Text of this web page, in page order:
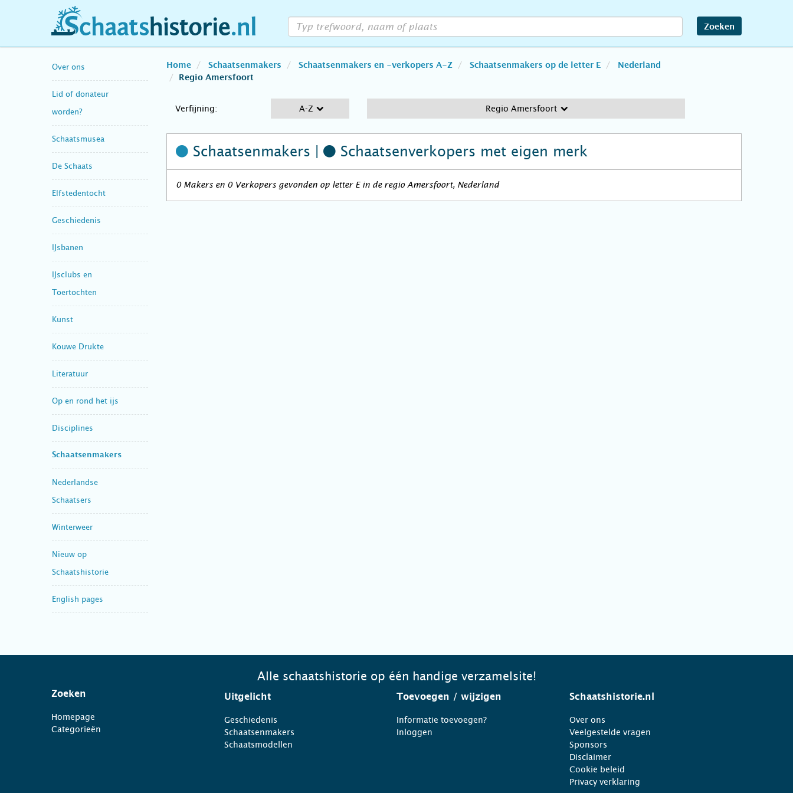
schaatshistorie.nl Zoeken
Over ons
Lid of donateur
worden?
Schaatsmusea
De Schaats
Elfstedentocht
Geschiedenis
IJsbanen
IJsclubs en
Toertochten
Kunst
Kouwe Drukte
Literatuur
Op en rond het ijs
Disciplines
Schaatsenmakers
Nederlandse
Schaatsers
Winterweer
Nieuw op
Schaatshistorie
English pages
Home Schaatsenmakers Schaatsenmakers en -verkopers A-Z Schaatsenmakers op de letter E
Nederland
Regio Amersfoort
Verfijning: A-Z Regio Amersfoort
Schaatsenmakers | Schaatsenverkopers met eigen merk
0 Makers en 0 Verkopers gevonden op letter E in de regio Amersfoort, Nederland
Alle schaatshistorie op één handige verzamelsite!
Zoeken
Homepage
Categorieën
Uitgelicht
Geschiedenis
Schaatsenmakers
Schaatsmodellen
Toevoegen / wijzigen
Informatie toevoegen?
Inloggen
Schaatshistorie.nl
Over ons
Veelgestelde vragen
Sponsors
Disclaimer
Cookie beleid
Privacy verklaring